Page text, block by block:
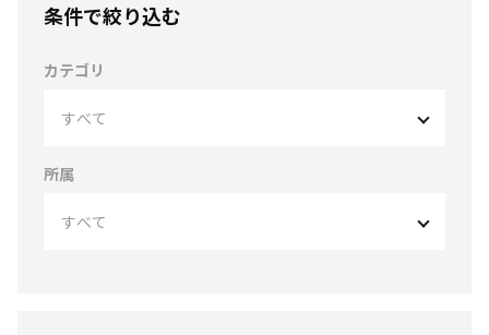
条件で絞り込む
カテゴリ
所属